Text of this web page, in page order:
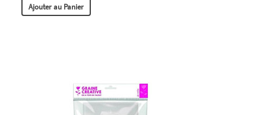
Ajouter au Panier